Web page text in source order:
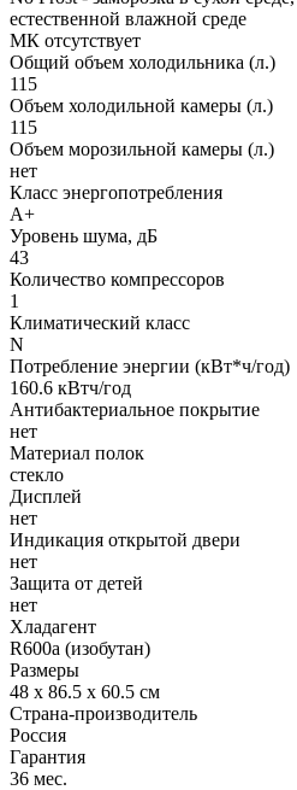
естественной влажной среде
МК отсутствует
Общий объем холодильника (л.)
115
Объем холодильной камеры (л.)
115
Объем морозильной камеры (л.)
нет
Класс энергопотребления
A+
Уровень шума, дБ
43
Количество компрессоров
1
Климатический класс
N
Потребление энергии (кВт*ч/год)
160.6 кВтч/год
Антибактериальное покрытие
нет
Материал полок
стекло
Дисплей
нет
Индикация открытой двери
нет
Защита от детей
нет
Хладагент
R600a (изобутан)
Размеры
48 х 86.5 х 60.5 см
Страна-производитель
Россия
Гарантия
36 мес.